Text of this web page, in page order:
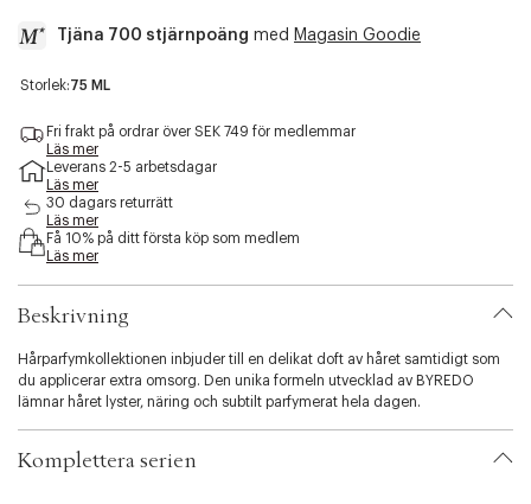
sida.
Tjäna 700 stjärnpoäng med Magasin Goodie
a
c
s
b
i
t
.
v
a
r
i
a
Storlek:75 ML
Fri frakt på ordrar över SEK 749 för medlemmar
Läs mer
Leverans 2-5 arbetsdagar
Läs mer
30 dagars returrätt
Läs mer
Få 10% på ditt första köp som medlem
Läs mer
Beskrivning
Hårparfymkollektionen inbjuder till en delikat doft av håret samtidigt som
du applicerar extra omsorg. Den unika formeln utvecklad av BYREDO
lämnar håret lyster, näring och subtilt parfymerat hela dagen.
Komplettera serien